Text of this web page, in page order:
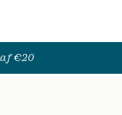
€20